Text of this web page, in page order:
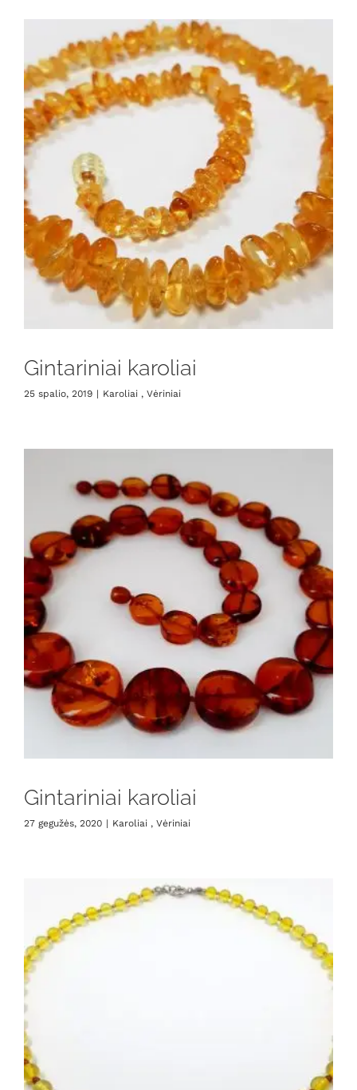
Gintariniai karoliai
25 spalio, 2019 | Karoliai , Vėriniai
Gintariniai karoliai
27 gegužės, 2020 | Karoliai , Vėriniai